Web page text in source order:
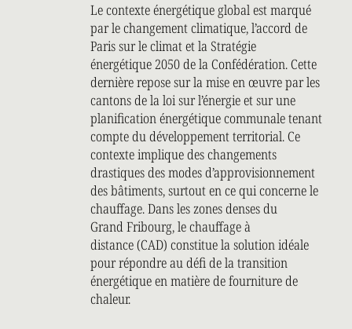
Le contexte énergétique global est marqué
par le changement climatique, l’accord de
Paris sur le climat et la Stratégie
énergétique 2050 de la Confédération. Cette
dernière repose sur la mise en œuvre par les
cantons de la loi sur l’énergie et sur une
planification énergétique communale tenant
compte du développement territorial. Ce
contexte implique des changements
drastiques des modes d’approvisionnement
des bâtiments, surtout en ce qui concerne le
chauffage. Dans les zones denses du
Grand Fribourg, le chauffage à
distance (CAD) constitue la solution idéale
pour répondre au défi de la transition
énergétique en matière de fourniture de
chaleur.